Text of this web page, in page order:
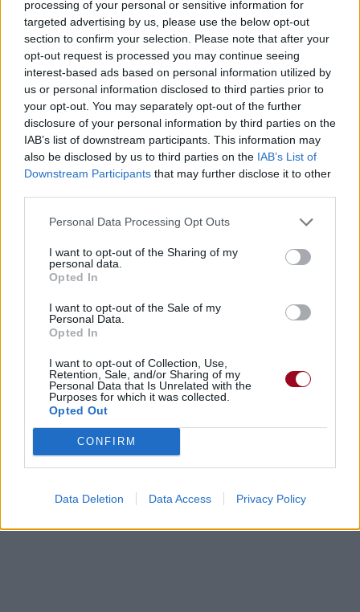
processing of your personal or sensitive information for
targeted advertising by us, please use the below opt-out
section to confirm your selection. Please note that after your
opt-out request is processed you may continue seeing
interest-based ads based on personal information utilized by
us or personal information disclosed to third parties prior to
your opt-out. You may separately opt-out of the further
disclosure of your personal information by third parties on the
IAB’s list of downstream participants. This information may
also be disclosed by us to third parties on the IAB’s List of
Downstream Participants that may further disclose it to other
Personal Data Processing Opt Outs
I want to opt-out of the Sharing of my
personal data.
Opted In
I want to opt-out of the Sale of my
Personal Data.
Opted In
I want to opt-out of Collection, Use,
Retention, Sale, and/or Sharing of my
Personal Data that Is Unrelated with the
Purposes for which it was collected.
Opted Out
CONFIRM
Data Deletion Data Access Privacy Policy
meilleur prix sur
Paroles + Traduction Téléchargement
Vidéos
Commentaires
Voir la vidéo de «Devil Town»
Paroles + Traduction Téléchargement
Vidéos
Commentaires
Dire «merci» pour cette traduction